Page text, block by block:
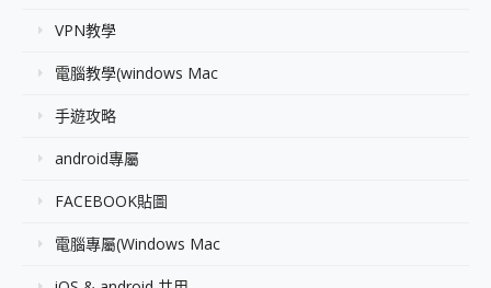
VPN教學
電腦教學(windows Mac
手遊攻略
android專屬
FACEBOOK貼圖
電腦專屬(Windows Mac